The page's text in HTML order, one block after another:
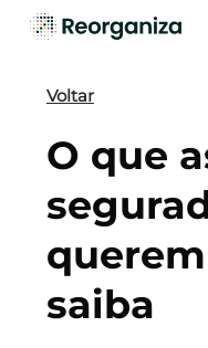
Skip
contentVoltar
O que
saiba